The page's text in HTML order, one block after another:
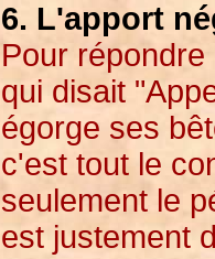
6. L'apport
Pour
qui disait
égorge ses
c'est tout le
seulement le
est justement